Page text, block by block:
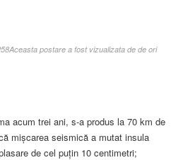
Aceasta postare a fost vizualizata de de ori
acum trei ani, s-a produs la 70 km de
mișcarea seismică a mutat insula
de cel puțin 10 centimetri;